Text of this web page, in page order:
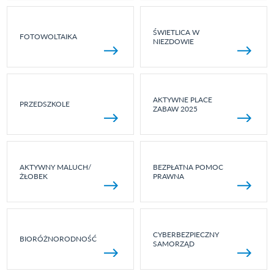
FOTOWOLTAIKA
ŚWIETLICA W
NIEZDOWIE
PRZEDSZKOLE
AKTYWNE PLACE
ZABAW 2025
AKTYWNY MALUCH/
ŻŁOBEK
BEZPŁATNA POMOC
PRAWNA
BIORÓŻNORODNOŚĆ
CYBERBEZPIECZNY
SAMORZĄD